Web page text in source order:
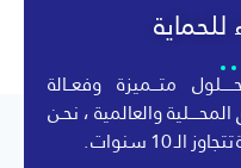
متـــميزة وفعــالة
المحــــلية والعالمية ، نحـن
10 سنوات .